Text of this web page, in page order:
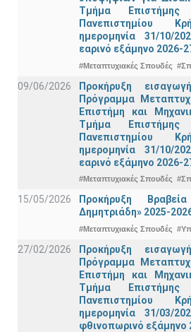
Τμήμα
Πανεπιστημίου
ημερομηνία 31/10/
εαρινό εξάμηνο 2026-
#Μεταπτυχιακές Σπουδές
09/06/2026
Προκήρυξη
Πρόγραμμα
Επιστήμη και
Τμήμα
Πανεπιστημίου
ημερομηνία 31/10/
εαρινό εξάμηνο 2026-
#Μεταπτυχιακές Σπουδές
15/05/2026
Προκήρυξη
Δημητριάδη» 2025-
#Μεταπτυχιακές Σπουδές
27/02/2026
Προκήρυξη
Πρόγραμμα
Επιστήμη και
Τμήμα
Πανεπιστημίου
ημερομηνία 31/03/
φθινοπωρινό εξάμηνο